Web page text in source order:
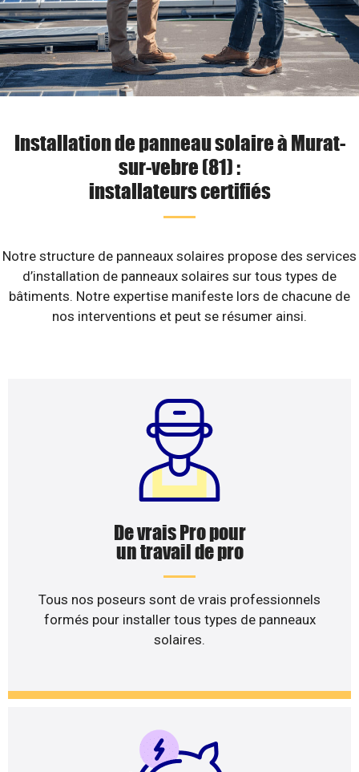
Installation de panneau solaire à Murat-
sur-vebre (81) :
installateurs certifiés
Notre structure de panneaux solaires propose des services
d’installation de panneaux solaires sur tous types de
bâtiments. Notre expertise manifeste lors de chacune de
nos interventions et peut se résumer ainsi.
De vrais Pro pour
un travail de pro
Tous nos poseurs sont de vrais professionnels
formés pour installer tous types de panneaux
solaires.